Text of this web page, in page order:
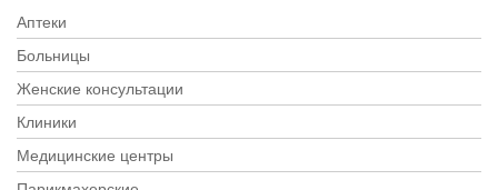
Аптеки
Больницы
Женские консультации
Клиники
Медицинские центры